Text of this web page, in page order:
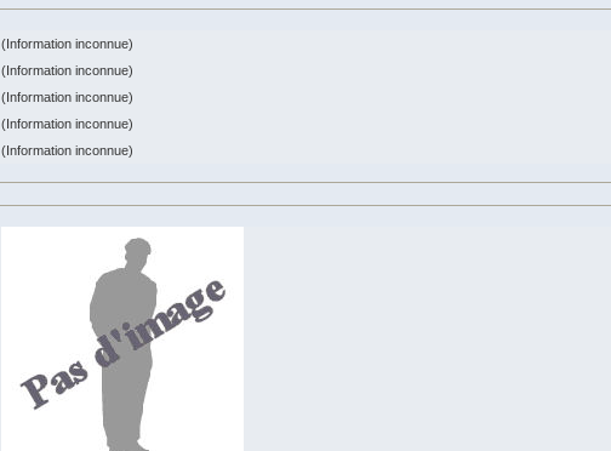
(Information inconnue)
(Information inconnue)
(Information inconnue)
(Information inconnue)
(Information inconnue)